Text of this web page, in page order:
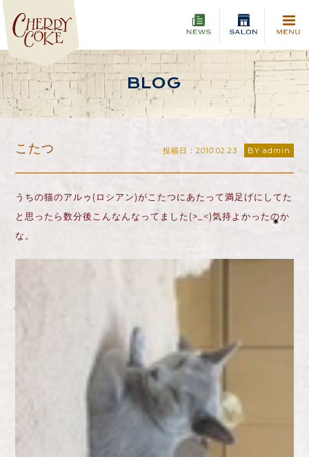
BLOG
こたつ 投稿日：2010.02.23 BY admin
うちの猫のアルゥ(ロシアン)がこたつにあたって満足げにしてた
と思ったら数分後こんなんなってました(>_<)気持よかったのか
な。